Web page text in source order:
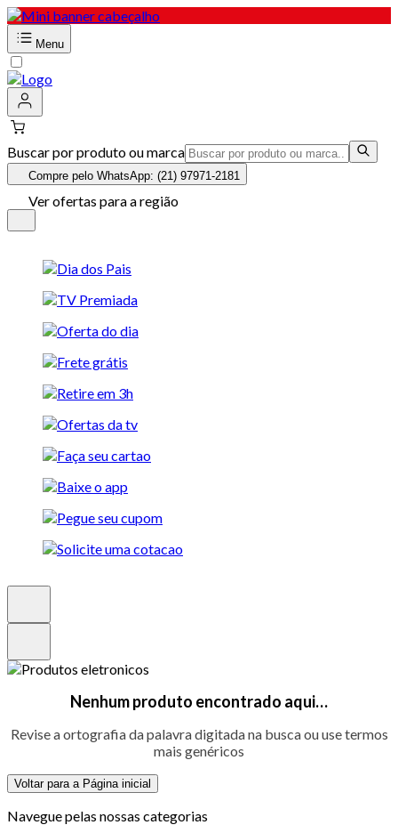
Menu
Buscar por produto ou marca
Compre pelo WhatsApp: (21) 97971-2181
Ver ofertas para a região
Nenhum produto encontrado aqui…
Revise a ortografia da palavra digitada na busca ou use termos
mais genéricos
Voltar para a Página inicial
Navegue pelas nossas categorias